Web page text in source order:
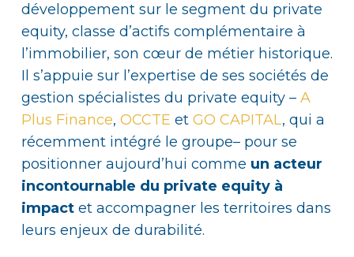
développement sur le segment du private
equity, classe d’actifs complémentaire à
l’immobilier, son cœur de métier historique.
Il s’appuie sur l’expertise de ses sociétés de
gestion spécialistes du private equity – A
Plus Finance, OCCTE et GO CAPITAL, qui a
récemment intégré le groupe– pour se
positionner aujourd’hui comme un acteur
incontournable du private equity à
impact et accompagner les territoires dans
leurs enjeux de durabilité.